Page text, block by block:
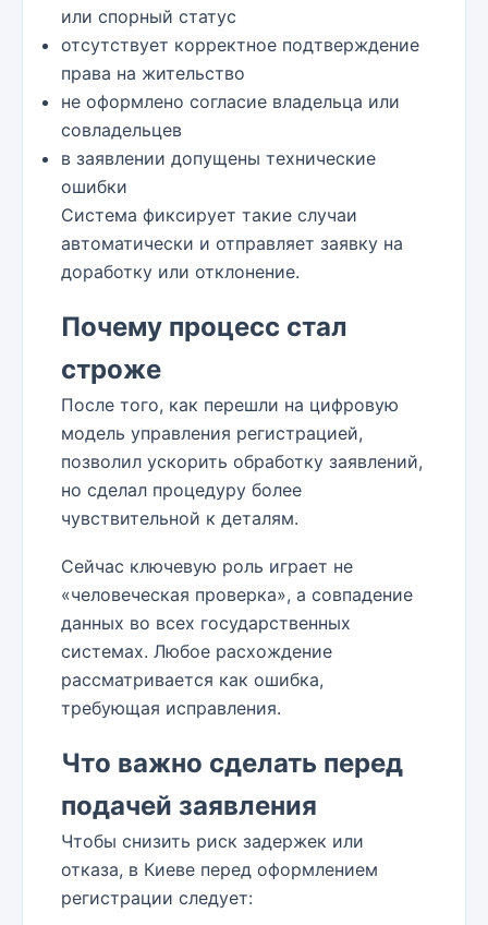
или спорный статус
отсутствует корректное подтверждение
права на жительство
не оформлено согласие владельца или
совладельцев
в заявлении допущены технические
ошибки
Система фиксирует такие случаи
автоматически и отправляет заявку на
доработку или отклонение.
Почему процесс стал
строже
После того, как перешли на цифровую
модель управления регистрацией,
позволил ускорить обработку заявлений,
но сделал процедуру более
чувствительной к деталям.
Сейчас ключевую роль играет не
«человеческая проверка», а совпадение
данных во всех государственных
системах. Любое расхождение
рассматривается как ошибка,
требующая исправления.
Что важно сделать перед
подачей заявления
Чтобы снизить риск задержек или
отказа, в Киеве перед оформлением
регистрации следует: